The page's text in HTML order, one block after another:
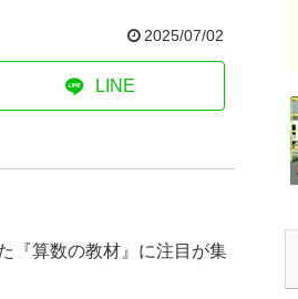
2025/07/02
LINE
『算数の教材』に注目が集